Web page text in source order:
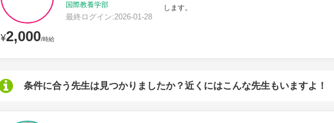
¥2,000/時給
国際教養学部
最終ログイン:2026-01-28
します。
条件に合う先生は見つかりましたか？近くにはこんな先生もいますよ！